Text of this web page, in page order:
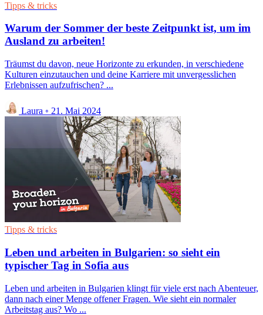
Tipps & tricks
Warum der Sommer der beste Zeitpunkt ist, um im
Ausland zu arbeiten!
Träumst du davon, neue Horizonte zu erkunden, in verschiedene
Kulturen einzutauchen und deine Karriere mit unvergesslichen
Erlebnissen aufzufrischen? ...
Laura ◦ 21. Mai 2024
Tipps & tricks
Leben und arbeiten in Bulgarien: so sieht ein
typischer Tag in Sofia aus
Leben und arbeiten in Bulgarien klingt für viele erst nach Abenteuer,
dann nach einer Menge offener Fragen. Wie sieht ein normaler
Arbeitstag aus? Wo ...